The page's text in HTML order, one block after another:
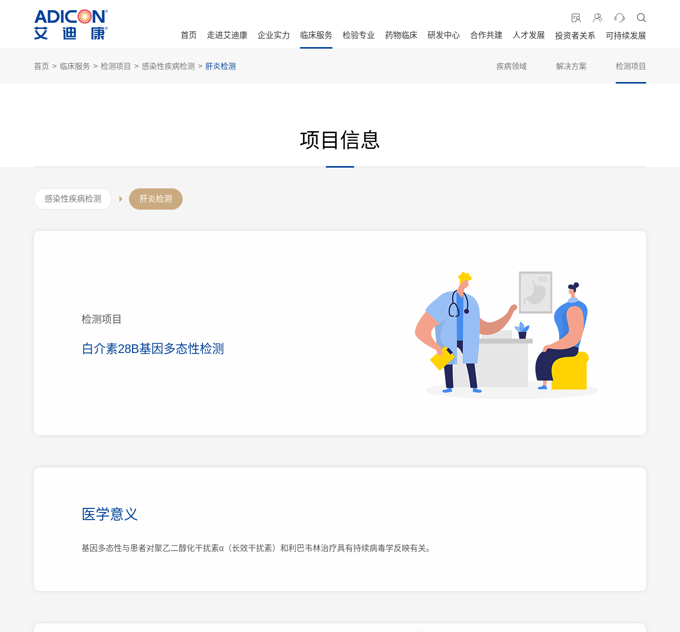
首页 走进艾迪康 企业实力 临床服务 检验专业 药物临床 研发中心 合作共建 人才发展 投资者关系 可持续发展
首页 > 临床服务 > 检测项目 > 感染性疾病检测 > 肝炎检测 疾病领域 解决方案 检测项目
项目信息
感染性疾病检测 肝炎检测
检测项目
白介素28B基因多态性检测
医学意义
基因多态性与患者对聚乙二醇化干扰素α（长效干扰素）和利巴韦林治疗具有持续病毒学反映有关。